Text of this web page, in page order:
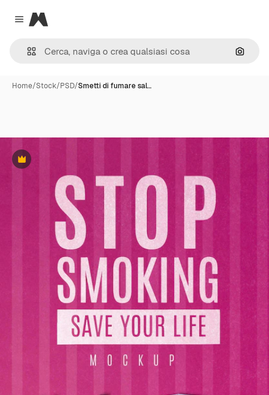
Close menu
Magnific
Cerca
Home/Stock/PSD/Smetti di fumare sal…
Premium